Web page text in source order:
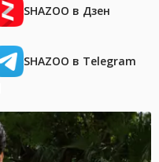
SHAZOO в Дзен
SHAZOO в Telegram